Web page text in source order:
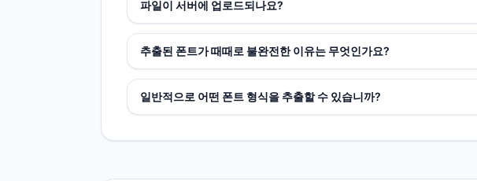
파일이 서버에 업로드되나요?
추출된 폰트가 때때로 불완전한 이유는 무엇인가요?
일반적으로 어떤 폰트 형식을 추출할 수 있습니까?